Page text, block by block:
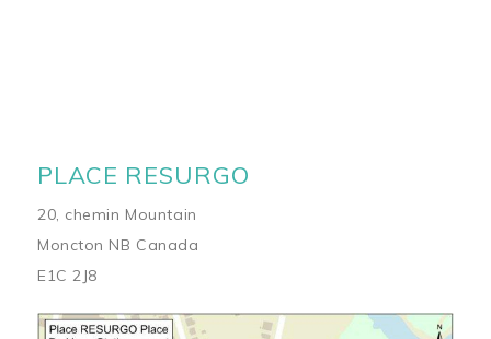
PLACE RESURGO
20, chemin Mountain
Moncton NB Canada
E1C 2J8